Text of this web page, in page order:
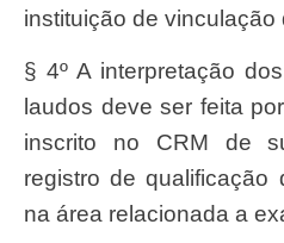
instituição de vinculação
§ 4º A interpretação
laudos deve ser feita
inscrito no CRM de
registro de qualificação
na área relacionada a